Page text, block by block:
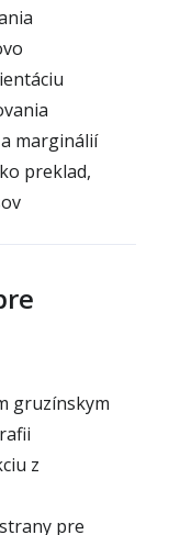
marginálií
preklad,
gruzínskym
z
pre